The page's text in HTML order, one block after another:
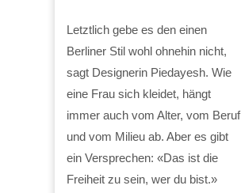
Letztlich gebe es den einen
Berliner Stil wohl ohnehin nicht,
sagt Designerin Piedayesh. Wie
eine Frau sich kleidet, hängt
immer auch vom Alter, vom Beruf
und vom Milieu ab. Aber es gibt
ein Versprechen: «Das ist die
Freiheit zu sein, wer du bist.»